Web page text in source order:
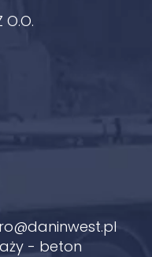
O.O.
- beton